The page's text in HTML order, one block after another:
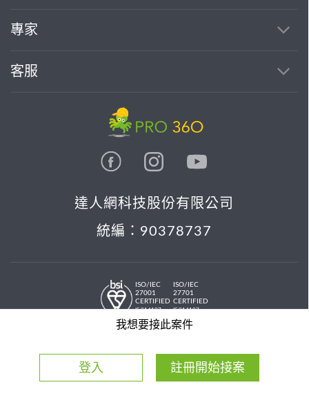
我想要接此案件
登入 註冊開始接案
專家
客服
達人網科技股份有限公司
統編：90378737
ISO/IEC
27001
CERTIFIED
IS 814197
ISO/IEC
27701
CERTIFIED
IS 814197
© 2026 PRO36O. All rights reserved.